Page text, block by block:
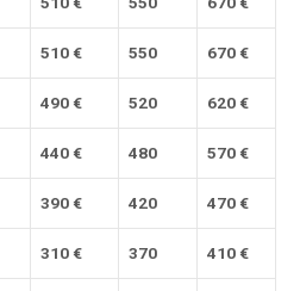
510 € 550 670 €
490 € 520 620 €
440 € 480 570 €
390 € 420 470 €
310 € 370 410 €